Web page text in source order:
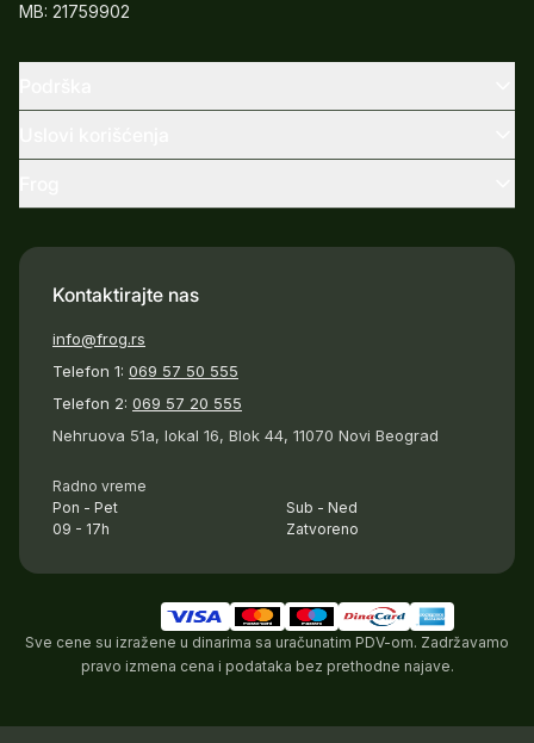
MB: 21759902
Kontaktirajte nas
info@frog.rs
Telefon 1: 069 57 50 555
Telefon 2: 069 57 20 555
Nehruova 51a, lokal 16, Blok 44, 11070 Novi Beograd
Radno vreme
Pon - Pet
09 - 17h
Sub - Ned
Zatvoreno
Sve cene su izražene u dinarima sa uračunatim PDV-om. Zadržavamo
pravo izmena cena i podataka bez prethodne najave.